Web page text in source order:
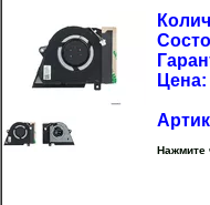
Цена:
Нажмите